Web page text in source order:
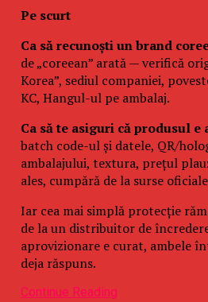
Pe scurt
Ca să recunoști un brand
de „coreean” arată — verifică
Korea”, sediul companiei,
KC, Hangul-ul pe ambalaj.
Ca să te asiguri că produsul e
batch code-ul și datele, QR/
ambalajului, textura, prețul
ales, cumpără de la surse
Iar cea mai simplă protecție
de la un distribuitor de
aprovizionare e curat, ambele
deja răspuns.
Continue Reading